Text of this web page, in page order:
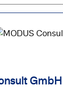
GmbH